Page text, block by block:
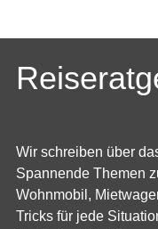
Wir schreiben über
Spannende Themen
Wohnmobil,
Tricks für jede